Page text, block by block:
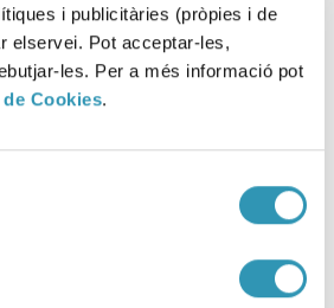
i publicitàries (pròpies i de
elservei. Pot acceptar-les,
les. Per a més informació pot
Cookies.